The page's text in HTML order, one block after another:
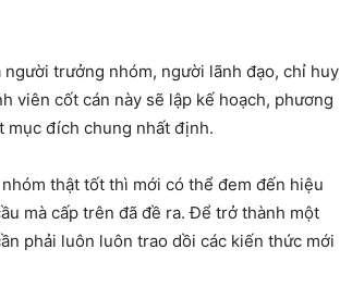
kiến
thức
trưởng nhóm, người lãnh đạo, chỉ huy
viên cốt cán này sẽ lập kế hoạch, phương
mục đích chung nhất định.
thật tốt thì mới có thể đem đến hiệu
mà cấp trên đã đề ra. Để trở thành một
phải luôn luôn trao dồi các kiến thức mới